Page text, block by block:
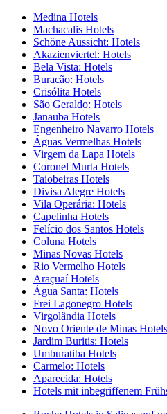
Medina Hotels
Machacalis Hotels
Schöne Aussicht: Hotels
Akazienviertel: Hotels
Bela Vista: Hotels
Buracão: Hotels
Crisólita Hotels
São Geraldo: Hotels
Janauba Hotels
Engenheiro Navarro Hotels
Águas Vermelhas Hotels
Virgem da Lapa Hotels
Coronel Murta Hotels
Taiobeiras Hotels
Divisa Alegre Hotels
Vila Operária: Hotels
Capelinha Hotels
Felício dos Santos Hotels
Coluna Hotels
Minas Novas Hotels
Rio Vermelho Hotels
Araçuaí Hotels
Água Santa: Hotels
Frei Lagonegro Hotels
Virgolândia Hotels
Novo Oriente de Minas Hotels
Jardim Buritis: Hotels
Umburatiba Hotels
Carmelo: Hotels
Aparecida: Hotels
Hotels mit inbegriffenem